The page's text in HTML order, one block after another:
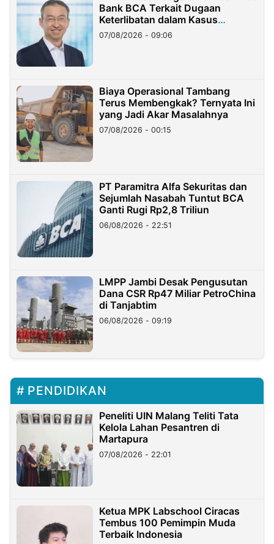
Bank BCA Terkait Dugaan
Keterlibatan dalam Kasus
Hilangnya Dana Nasabah Rp2,58
Miliar
07/08/2026 - 09:06
Biaya Operasional Tambang
Terus Membengkak? Ternyata Ini
yang Jadi Akar Masalahnya
07/08/2026 - 00:15
PT Paramitra Alfa Sekuritas dan
Sejumlah Nasabah Tuntut BCA
Ganti Rugi Rp2,8 Triliun
06/08/2026 - 22:51
LMPP Jambi Desak Pengusutan
Dana CSR Rp47 Miliar PetroChina
di Tanjabtim
06/08/2026 - 09:19
PENDIDIKAN
Peneliti UIN Malang Teliti Tata
Kelola Lahan Pesantren di
Martapura
07/08/2026 - 22:01
Ketua MPK Labschool Ciracas
Tembus 100 Pemimpin Muda
Terbaik Indonesia